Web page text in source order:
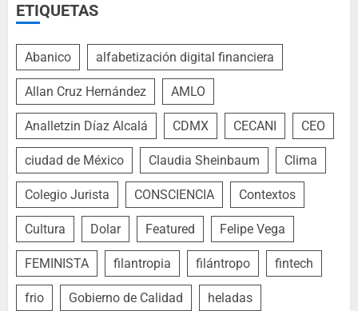
ETIQUETAS
Abanico alfabetización digital financiera
Allan Cruz Hernández AMLO
Analletzin Díaz Alcalá CDMX CECANI CEO
ciudad de México Claudia Sheinbaum Clima
Colegio Jurista CONSCIENCIA Contextos
Cultura Dolar Featured Felipe Vega
FEMINISTA filantropia filántropo fintech
frio Gobierno de Calidad heladas